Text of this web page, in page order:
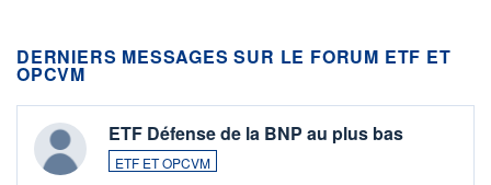
DERNIERS MESSAGES SUR LE FORUM ETF ET
OPCVM
ETF Défense de la BNP au plus bas
ETF ET OPCVM